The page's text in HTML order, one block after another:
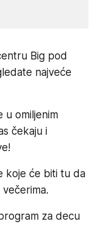
Big pod
najveće
u omiljenim
čekaju i
koje će biti tu da
za decu